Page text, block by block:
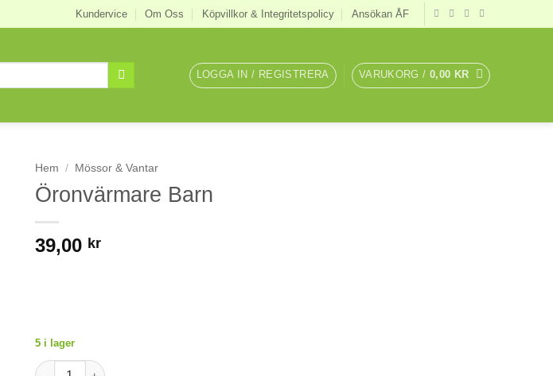
Kundervice Om Oss Köpvillkor & Integritetspolicy Ansökan ÅF
LOGGA IN / REGISTRERA VARUKORG / 0,00 KR
Hem / Mössor & Vantar
Öronvärmare Barn
39,00 kr
5 i lager
Öronvärmare Barn mängd